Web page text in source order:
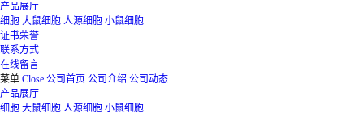
产品展厅
细胞 大鼠细胞 人源细胞 小鼠细胞
证书荣誉
联系方式
在线留言
菜单 Close 公司首页 公司介绍 公司动态
产品展厅
细胞 大鼠细胞 人源细胞 小鼠细胞